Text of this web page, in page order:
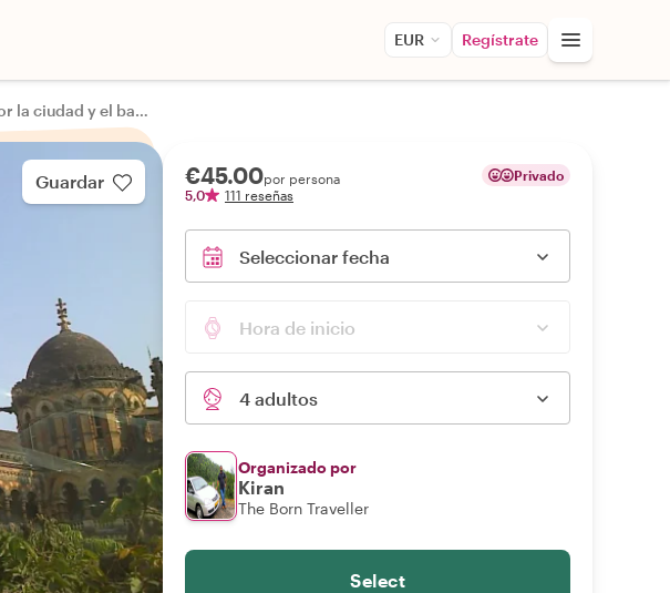
EUR Regístrate
Mumbai como un local: tour por la ciudad y el barrio de chabolas en coche con aire acondicionado.
Guardar €45.00por persona
5,0
111 reseñas
Privado
Seleccionar fecha
Hora de inicio
4 adultos
Organizado por
Kiran
The Born Traveller
Select